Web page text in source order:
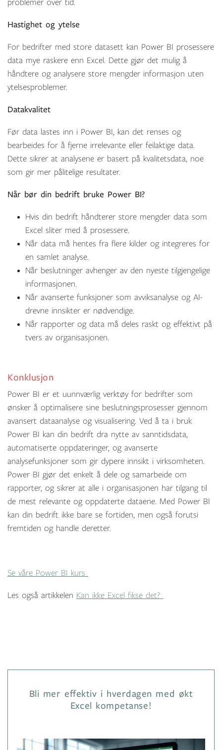
problemer over tid.
Hastighet og ytelse
For bedrifter med store datasett kan Power BI prosessere
data mye raskere enn Excel. Dette gjør det mulig å
håndtere og analysere store mengder informasjon uten
ytelsesproblemer.
Datakvalitet
Før data lastes inn i Power BI, kan det renses og
bearbeides for å fjerne irrelevante eller feilaktige data.
Dette sikrer at analysene er basert på kvalitetsdata, noe
som gir mer pålitelige resultater.
Når bør din bedrift bruke Power BI?
Hvis din bedrift håndterer store mengder data som
Excel sliter med å prosessere.
Når data må hentes fra flere kilder og integreres for
en samlet analyse.
Når beslutninger avhenger av den nyeste tilgjengelige
informasjonen.
Når avanserte funksjoner som avviksanalyse og AI-
drevne innsikter er nødvendige.
Når rapporter og data må deles raskt og effektivt på
tvers av organisasjonen.
Konklusjon
Power BI er et uunnværlig verktøy for bedrifter som
ønsker å optimalisere sine beslutningsprosesser gjennom
avansert dataanalyse og visualisering. Ved å ta i bruk
Power BI kan din bedrift dra nytte av sanntidsdata,
automatiserte oppdateringer, og avanserte
analysefunksjoner som gir dypere innsikt i virksomheten.
Power BI gjør det enkelt å dele og samarbeide om
rapporter, og sikrer at alle i organisasjonen har tilgang til
de mest relevante og oppdaterte dataene. Med Power BI
kan din bedrift ikke bare se fortiden, men også forutsi
fremtiden og handle deretter.
Se våre Power BI kurs
Les også artikkelen Kan ikke Excel fikse det?
Bli mer effektiv i hverdagen med økt
Excel kompetanse!